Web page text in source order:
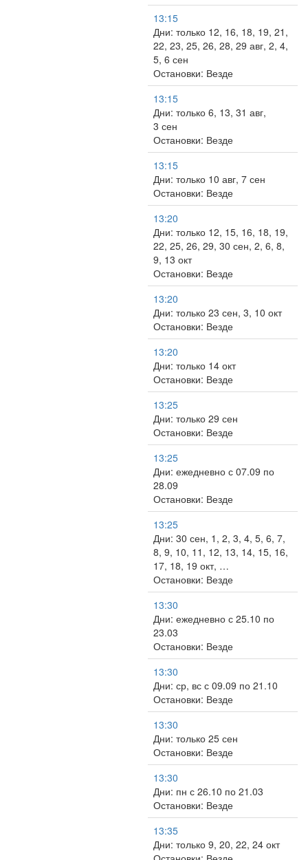
13:15
Дни: только 12, 16, 18, 19, 21,
22, 23, 25, 26, 28, 29 авг, 2, 4,
5, 6 сен
Остановки: Везде
13:15
Дни: только 6, 13, 31 авг,
3 сен
Остановки: Везде
13:15
Дни: только 10 авг, 7 сен
Остановки: Везде
13:20
Дни: только 12, 15, 16, 18, 19,
22, 25, 26, 29, 30 сен, 2, 6, 8,
9, 13 окт
Остановки: Везде
13:20
Дни: только 23 сен, 3, 10 окт
Остановки: Везде
13:20
Дни: только 14 окт
Остановки: Везде
13:25
Дни: только 29 сен
Остановки: Везде
13:25
Дни: ежедневно с 07.09 по
28.09
Остановки: Везде
13:25
Дни: 30 сен, 1, 2, 3, 4, 5, 6, 7,
8, 9, 10, 11, 12, 13, 14, 15, 16,
17, 18, 19 окт, …
Остановки: Везде
13:30
Дни: ежедневно с 25.10 по
23.03
Остановки: Везде
13:30
Дни: ср, вс с 09.09 по 21.10
Остановки: Везде
13:30
Дни: только 25 сен
Остановки: Везде
13:30
Дни: пн с 26.10 по 21.03
Остановки: Везде
13:35
Дни: только 9, 20, 22, 24 окт